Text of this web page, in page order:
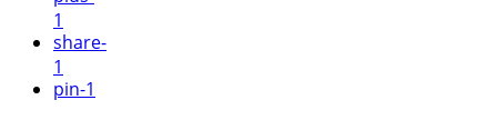
1
share-
1
pin-1